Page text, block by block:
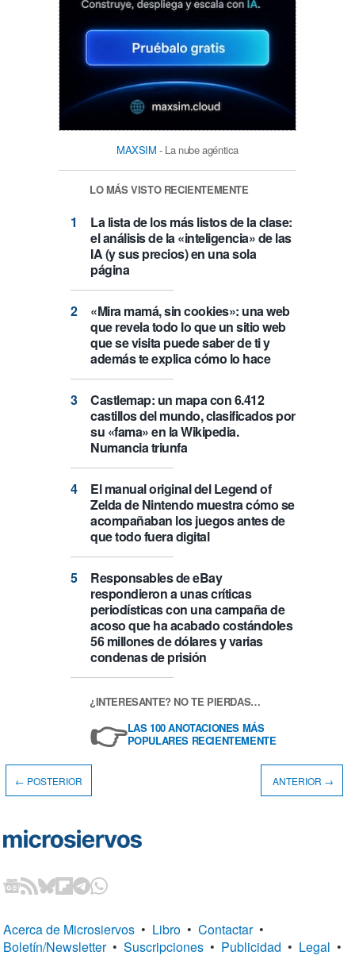
MAXSIM - La nube agéntica
LO MÁS VISTO RECIENTEMENTE
La lista de los más listos de la clase:
el análisis de la «inteligencia» de las
IA (y sus precios) en una sola
página
«Mira mamá, sin cookies»: una web
que revela todo lo que un sitio web
que se visita puede saber de ti y
además te explica cómo lo hace
Castlemap: un mapa con 6.412
castillos del mundo, clasificados por
su «fama» en la Wikipedia.
Numancia triunfa
El manual original del Legend of
Zelda de Nintendo muestra cómo se
acompañaban los juegos antes de
que todo fuera digital
Responsables de eBay
respondieron a unas críticas
periodísticas con una campaña de
acoso que ha acabado costándoles
56 millones de dólares y varias
condenas de prisión
¿INTERESANTE? NO TE PIERDAS…
👉LAS 100 ANOTACIONES MÁS
POPULARES RECIENTEMENTE
← POSTERIOR ANTERIOR →
Acerca de Microsiervos • Libro • Contactar •
Boletín/Newsletter • Suscripciones • Publicidad • Legal •